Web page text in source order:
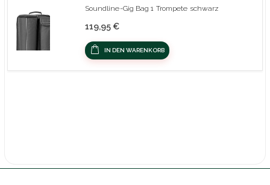
Soundline-Gig Bag 1 Trompete schwarz
119,95 €
IN DEN WARENKORB